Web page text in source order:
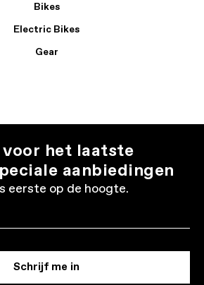
Bikes
Electric Bikes
Gear
het laatste
aanbiedingen
eerste op de hoogte.
Schrijf me in